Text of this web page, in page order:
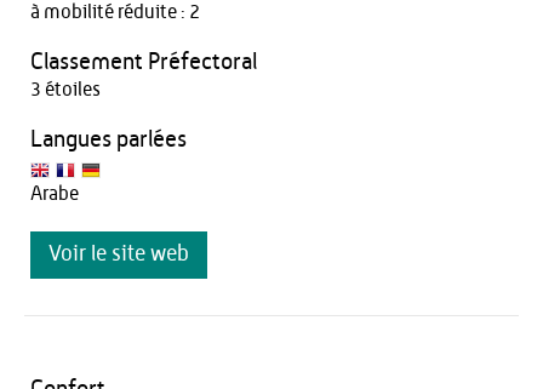
à mobilité réduite : 2
Classement Préfectoral
3 étoiles
Langues parlées
Arabe
Voir le site web